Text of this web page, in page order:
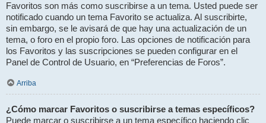
Favoritos son más como suscribirse a un tema. Usted puede ser
notificado cuando un tema Favorito se actualiza. Al suscribirte,
sin embargo, se le avisará de que hay una actualización de un
tema, o foro en el propio foro. Las opciones de notificación para
los Favoritos y las suscripciones se pueden configurar en el
Panel de Control de Usuario, en “Preferencias de Foros”.
Arriba
¿Cómo marcar Favoritos o suscribirse a temas específicos?
Puede marcar o suscribirse a un tema específico haciendo clic